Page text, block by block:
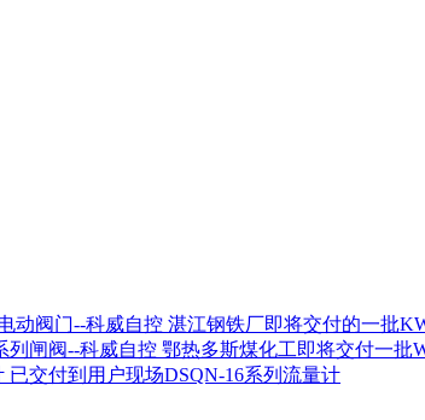
湛江钢铁厂即将交付的一批
鄂热多斯煤化工即将交付一批
已交付到用户现场DSQN-16系列流量计